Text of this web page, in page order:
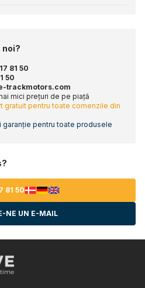
noi?
81 50
50
trackmotors.com
mici prețuri de pe piață
gratuit pentru toate comenzile din
garanție pentru toate produsele
81 50
NE UN E-MAIL